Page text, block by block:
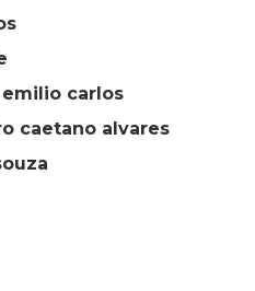
emilio carlos
caetano alvares